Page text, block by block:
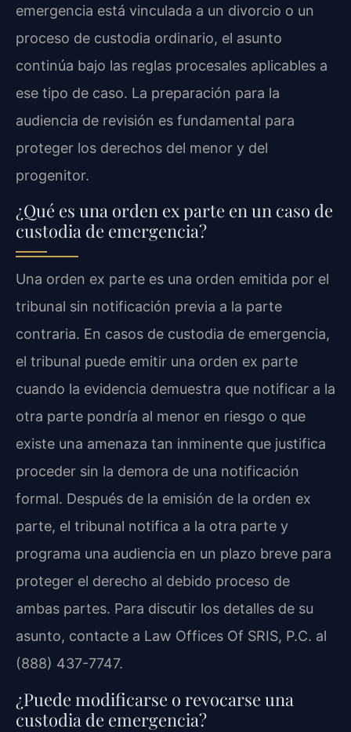
emergencia está vinculada a un divorcio o un
proceso de custodia ordinario, el asunto
continúa bajo las reglas procesales aplicables a
ese tipo de caso. La preparación para la
audiencia de revisión es fundamental para
proteger los derechos del menor y del
progenitor.
¿Qué es una orden ex parte en un caso de
custodia de emergencia?
Una orden ex parte es una orden emitida por el
tribunal sin notificación previa a la parte
contraria. En casos de custodia de emergencia,
el tribunal puede emitir una orden ex parte
cuando la evidencia demuestra que notificar a la
otra parte pondría al menor en riesgo o que
existe una amenaza tan inminente que justifica
proceder sin la demora de una notificación
formal. Después de la emisión de la orden ex
parte, el tribunal notifica a la otra parte y
programa una audiencia en un plazo breve para
proteger el derecho al debido proceso de
ambas partes. Para discutir los detalles de su
asunto, contacte a Law Offices Of SRIS, P.C. al
(888) 437-7747.
¿Puede modificarse o revocarse una
custodia de emergencia?